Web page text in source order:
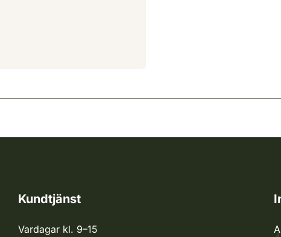
Kundtjänst
Vardagar kl. 9–15